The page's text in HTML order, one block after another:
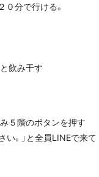
０分で行ける。
飲み干す
５階のボタンを押す
。」と全員LINEで来て